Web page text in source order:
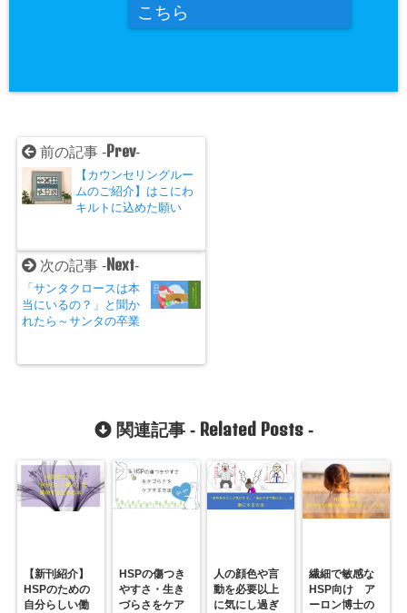
こちら
前の記事 - Prev-
【カウンセリングルー
ムのご紹介】はこにわ
キルトに込めた願い
次の記事 - Next-
「サンタクロースは本
当にいるの？」と聞か
れたら～サンタの卒業
関連記事 - Related Posts-
【新刊紹介】
HSPのための
自分らしい働
HSPの傷つき
やすさ・生き
づらさをケア
人の顔色や言
動を必要以上
に気にし過ぎ
繊細で敏感な
HSP向け ア
ーロン博士の